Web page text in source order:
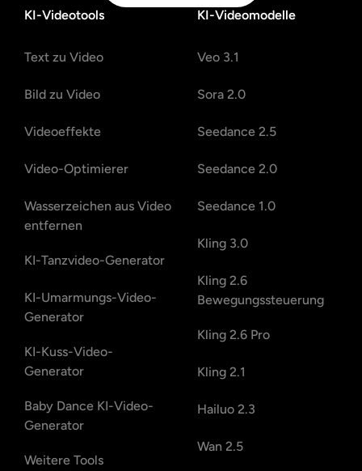
KI-Videotools
Text zu Video
Bild zu Video
Videoeffekte
Video-Optimierer
Wasserzeichen aus Video
entfernen
KI-Tanzvideo-Generator
KI-Umarmungs-Video-
Generator
KI-Kuss-Video-
Generator
Baby Dance KI-Video-
Generator
Weitere Tools
KI-Videomodelle
Veo 3.1
Sora 2.0
Seedance 2.5
Seedance 2.0
Seedance 1.0
Kling 3.0
Kling 2.6
Bewegungssteuerung
Kling 2.6 Pro
Kling 2.1
Hailuo 2.3
Wan 2.5